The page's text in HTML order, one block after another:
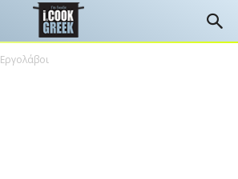
Εργολάβοι